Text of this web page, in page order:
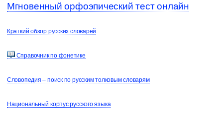
Мгновенный орфоэпический тест онлайн
Краткий обзор русских словарей
Справочник по фонетике
Словопедия – поиск по русским толковым словарям
Национальный корпус русского языка